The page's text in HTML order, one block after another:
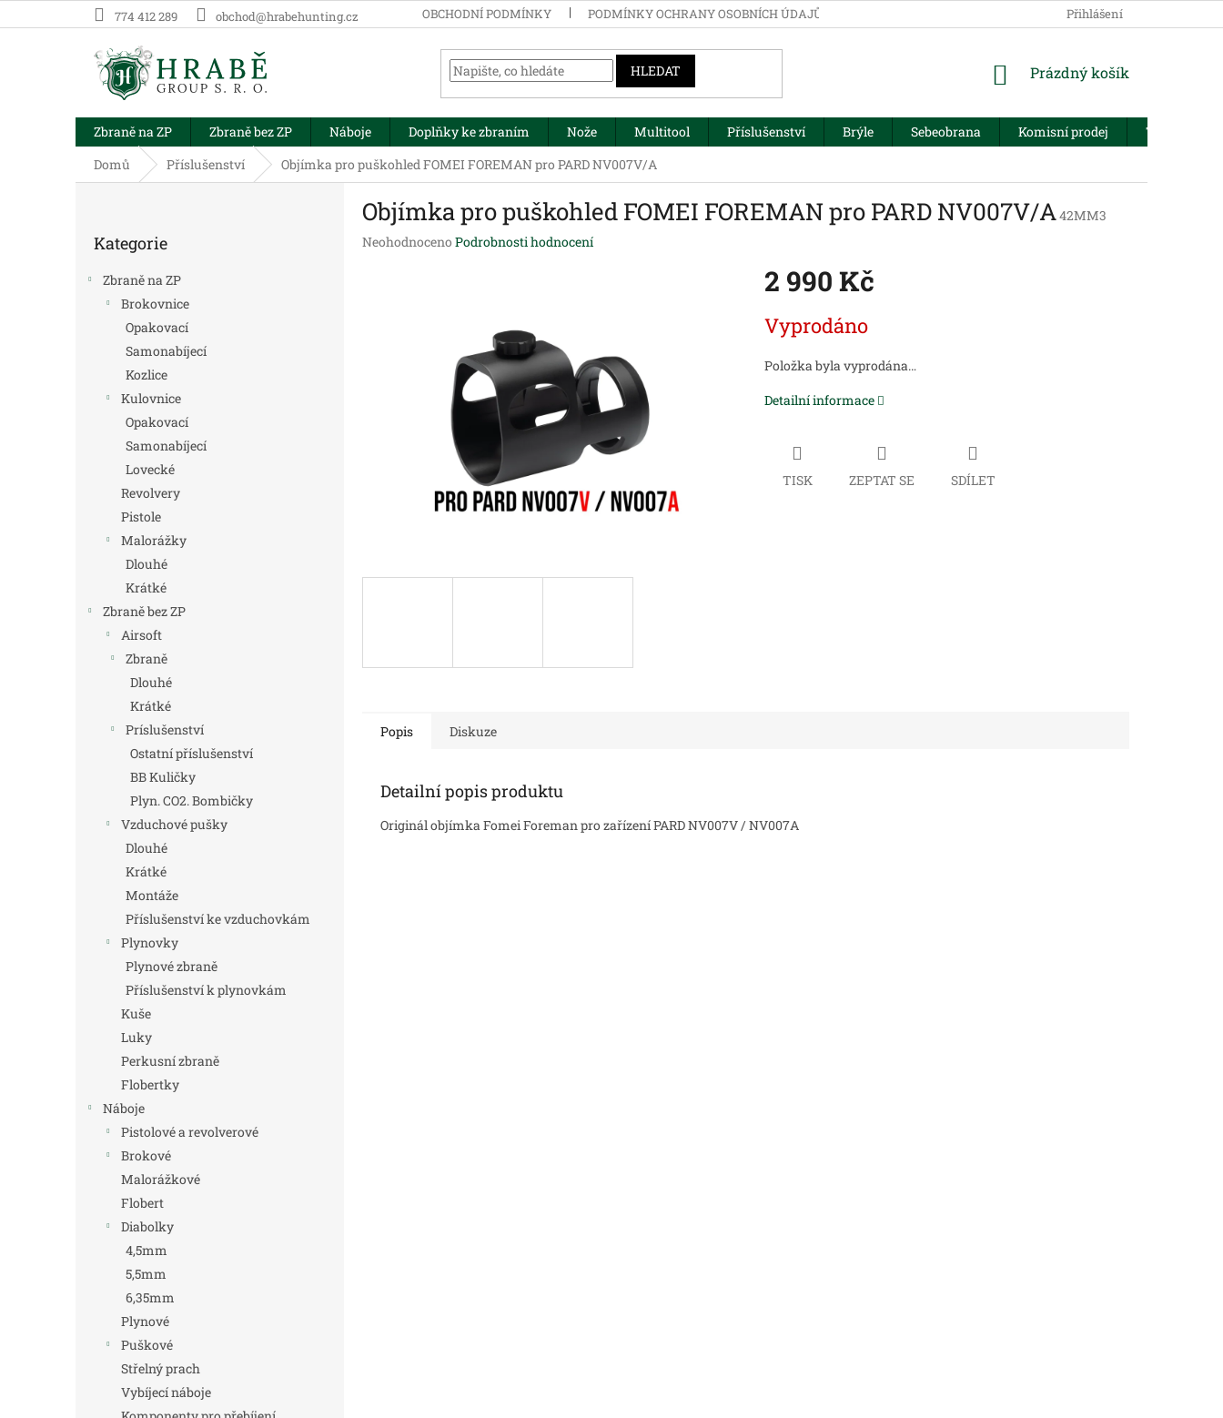
na
774 412 289 obchod@hrabehunting.cz OBCHODNÍ PODMÍNKY PODMÍNKY OCHRANY OSOBNÍCH ÚDAJŮ Přihlášení
HLEDAT
NÁKUPNÍ
Prázdný košík
Zbraně na ZP Zbraně bez ZP Náboje Doplňky ke zbraním Nože Multitool Příslušenství Brýle Sebeobrana Komisní prodej
Trezory
Domů
Příslušenství Objímka pro puškohled FOMEI FOREMAN pro PARD NV007V/A
kategorie
Kategorie
Zbraně na ZP
Brokovnice
Opakovací
Samonabíjecí
Kozlice
Kulovnice
Opakovací
Samonabíjecí
Lovecké
Revolvery
Pistole
Malorážky
Dlouhé
Krátké
Zbraně bez ZP
Airsoft
Zbraně
Dlouhé
Krátké
Príslušenství
Ostatní příslušenství
BB Kuličky
Plyn. CO2. Bombičky
Vzduchové pušky
Dlouhé
Krátké
Montáže
Příslušenství ke vzduchovkám
Plynovky
Plynové zbraně
Příslušenství k plynovkám
Kuše
Luky
Perkusní zbraně
Flobertky
Náboje
Pistolové a revolverové
Brokové
Malorážkové
Flobert
Diabolky
4,5mm
5,5mm
6,35mm
Plynové
Puškové
Střelný prach
Vybíjecí náboje
Objímka pro puškohled FOMEI FOREMAN pro PARD NV007V/A42MM3
Průměrné
Neohodnoceno Podrobnosti hodnocení
2 990 Kč
cena:
Vyprodáno
Položka byla vyprodána…
Detailní informace
TISK ZEPTAT SE SDÍLET
Popis Diskuze
Detailní popis produktu
Originál objímka Fomei Foreman pro zařízení PARD NV007V / NV007A